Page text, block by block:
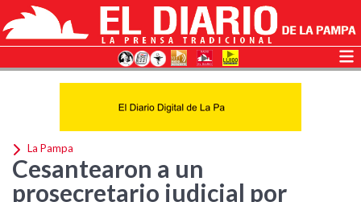
La Pampa
Cesantearon a un
prosecretario judicial por